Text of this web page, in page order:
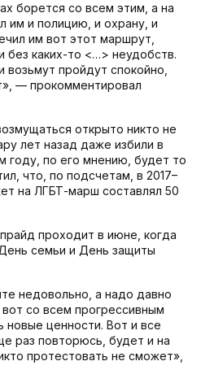
борется со всем этим, а на
им и полицию, и охрану, и
им вот этот маршрут,
каких-то <…> неудобств.
пройдут спокойно,
— прокомментировал
открыто никто не
лет назад даже избили в
году, по его мнению, будет то
что, по подсчетам, в 2017–
на ЛГБТ-марш составлял 50
проходит в июне, когда
семьи и День защиты
недовольно, а надо давно
со всем прогрессивным
новые ценности. Вот и все
раз повторюсь, будет и на
протестовать не сможет»,